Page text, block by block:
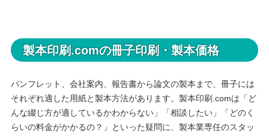
製本印刷.comの冊子印刷・製本価格
パンフレット、会社案内、報告書から論文の製本まで、冊子には
それぞれ適した用紙と製本方法があります。製本印刷.comは「ど
んな綴じ方が適しているかわからない」「相談したい」「どのく
らいの料金がかかるの？」といった疑問に、製本業専任のスタッ